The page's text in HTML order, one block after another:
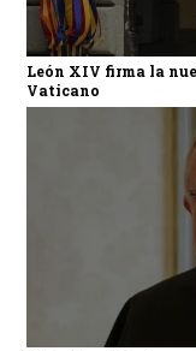
León XIV firma la
Vaticano